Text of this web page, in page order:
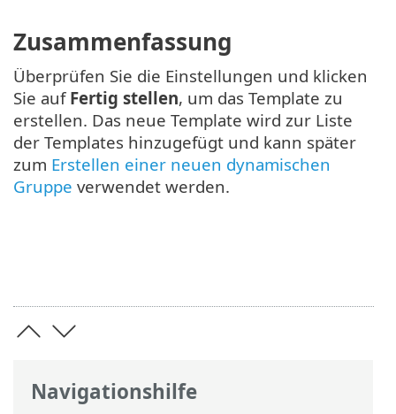
Navigationshilfe
Zusammenfassung
Überprüfen Sie die Einstellungen und klicken
Sie auf Fertig stellen, um das Template zu
erstellen. Das neue Template wird zur Liste
der Templates hinzugefügt und kann später
zum Erstellen einer neuen dynamischen
Gruppe verwendet werden.